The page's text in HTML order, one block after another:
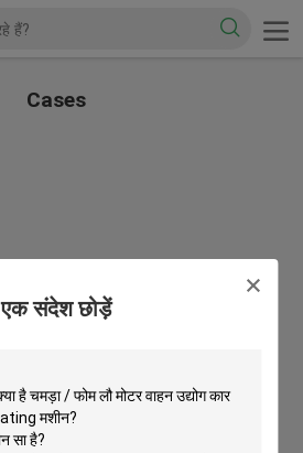
एक संदेश छोड़ें
Cases